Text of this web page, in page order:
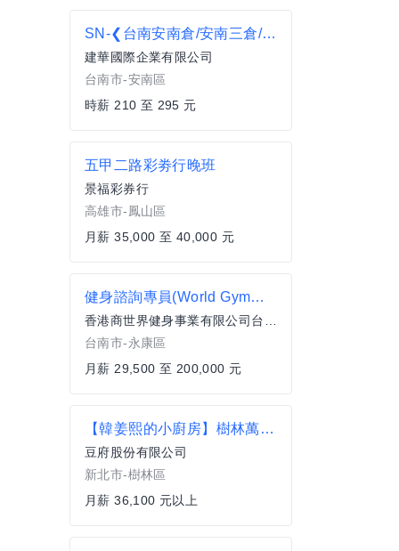
SN-❮台南安南倉/安南三倉/永康倉❯長期/臨時人員❤堆高證照津貼/電商理貨員/日領不押扣
建華國際企業有限公司
台南市-安南區
時薪 210 至 295 元
五甲二路彩劵行晚班
景福彩券行
高雄市-鳳山區
月薪 35,000 至 40,000 元
健身諮詢專員(World Gym雲嘉南高屏地區)
香港商世界健身事業有限公司台灣分公司
台南市-永康區
月薪 29,500 至 200,000 元
【韓姜熙的小廚房】樹林萬家福店-廚務專員
豆府股份有限公司
新北市-樹林區
月薪 36,100 元以上